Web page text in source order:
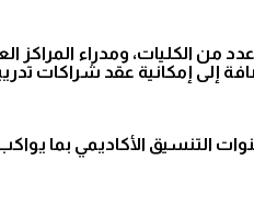
من الكليات، ومدراء المراكز
إلى إمكانية عقد شراكات
التنسيق الأكاديمي بما